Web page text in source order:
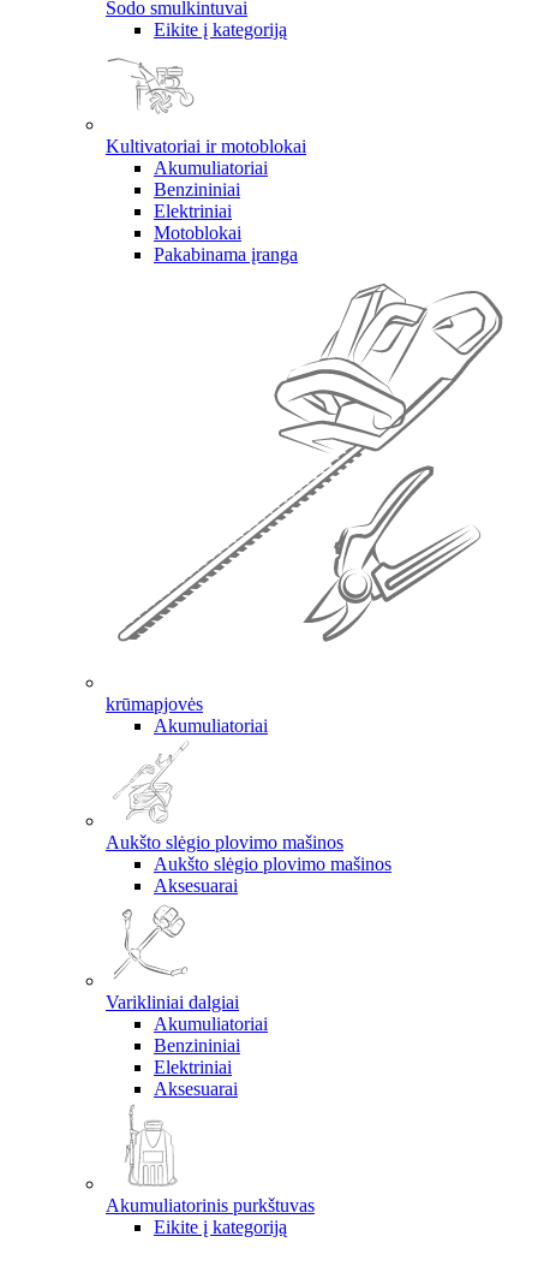
Sodo smulkintuvai
Eikite į kategoriją
Kultivatoriai ir motoblokai
Akumuliatoriai
Benzininiai
Elektriniai
Motoblokai
Pakabinama įranga
krūmapjovės
Akumuliatoriai
Aukšto slėgio plovimo mašinos
Aukšto slėgio plovimo mašinos
Aksesuarai
Varikliniai dalgiai
Akumuliatoriai
Benzininiai
Elektriniai
Aksesuarai
Akumuliatorinis purkštuvas
Eikite į kategoriją